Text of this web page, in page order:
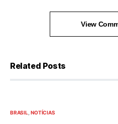
View
Related Posts
BRASIL NOTÍCIAS